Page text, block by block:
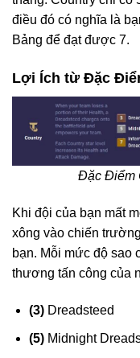
điều đó có nghĩa là
Bảng để đạt được 7.
Lợi Ích từ Đặc
Đặc Điểm
Khi đội của bạn mất
xông vào chiến
bạn. Mỗi mức độ sao
thương tấn công của
(3)Dreadsteed
(5)Midnight